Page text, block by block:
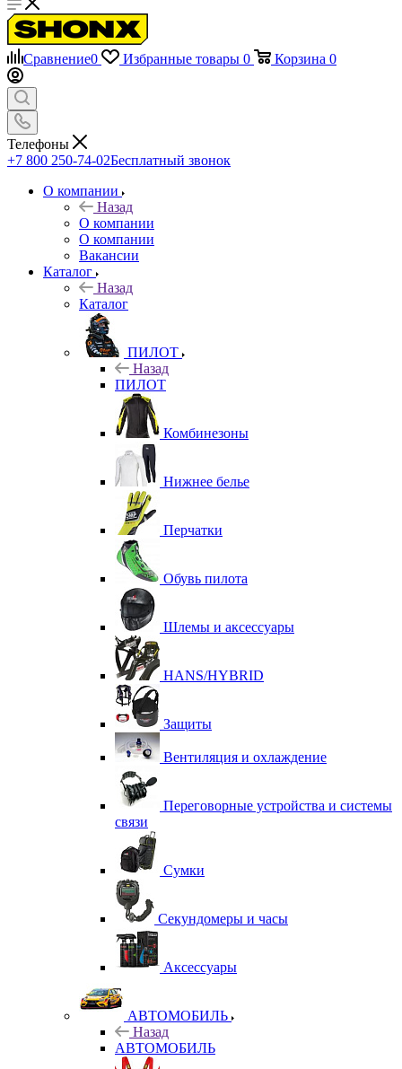
Сравнение0 Избранные товары 0 Корзина 0
Телефоны
+7 800 250-74-02Бесплатный звонок
О компании
Назад
О компании
О компании
Вакансии
Каталог
Назад
Каталог
ПИЛОТ
Назад
ПИЛОТ
Комбинезоны
Нижнее белье
Перчатки
Обувь пилота
Шлемы и аксессуары
HANS/HYBRID
Защиты
Вентиляция и охлаждение
Переговорные устройства и системы
связи
Сумки
Секундомеры и часы
Аксессуары
АВТОМОБИЛЬ
Назад
АВТОМОБИЛЬ